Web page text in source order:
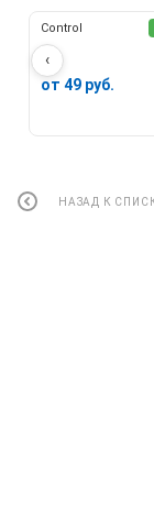
‹
Control
от 49 руб.
НАЗАД К